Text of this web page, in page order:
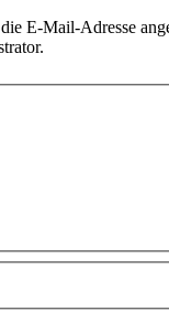
E-Mail-Adresse